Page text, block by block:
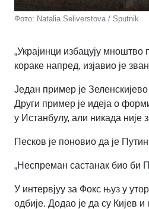
Фото: Natalia Seliverstova / Sputnik
„Украјинци избацују мноштво
кораке напред, изјавио је
Један пример је
Други пример је идеја о
у Истанбулу, али никада није
Песков је поновио да је
„Неспреман састанак био би
У интервјуу за Фокс њуз у
одбије. Додао је да су Кијев